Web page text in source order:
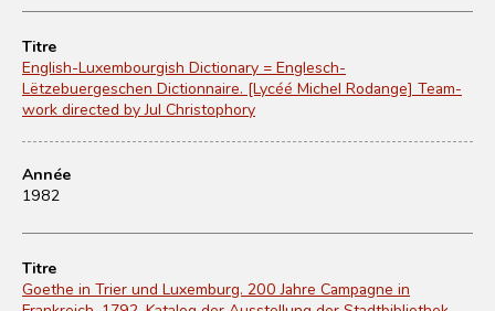
Titre
English-Luxembourgish Dictionary = Englesch-
Lëtzebuergeschen Dictionnaire. [Lycéé Michel Rodange] Team-
work directed by Jul Christophory
Année
1982
Titre
Goethe in Trier und Luxemburg. 200 Jahre Campagne in